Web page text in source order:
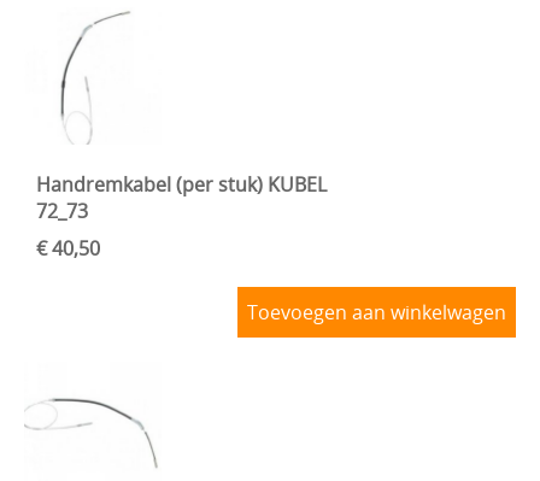
Handremkabel (per stuk) KUBEL
72_73
€ 40,50
Toevoegen aan winkelwagen